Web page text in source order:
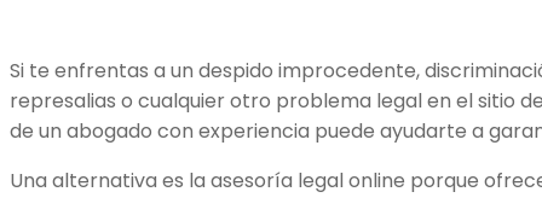
Si te enfrentas a un despido improcedente,
represalias o cualquier otro problema legal en el sitio
de un abogado con experiencia puede ayudarte a
Una alternativa es la asesoría legal online porque